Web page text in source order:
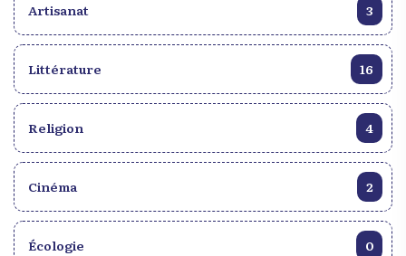
Artisanat 3
Littérature 16
Religion 4
Cinéma 2
Écologie 0